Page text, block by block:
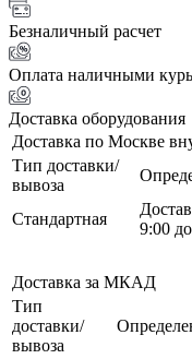
Безналичный расчет
Оплата наличными
Доставка оборудования
Доставка по Москве
Тип доставки/
вывоза
Стандартная
9:00
Доставка за МКАД
Тип
доставки/
вывоза